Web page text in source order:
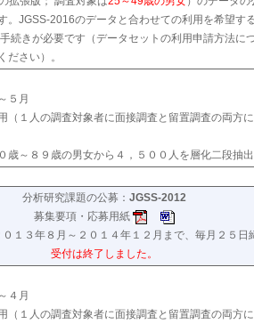
。JGSS-2016のデータと合わせての利用を希望す
続きが必要です（データセットの利用申請方法につ
ださい）。
５月
（１人の調査対象者に面接調査と留置調査の両方
歳～８９歳の男女から４，５００人を層化二段抽出
分析研究課題の公募： JGSS-2012
募集要項・応募用紙
１３年８月～２０１４年１２月まで、毎月２５日
受付は終了しました。
４月
（１人の調査対象者に面接調査と留置調査の両方